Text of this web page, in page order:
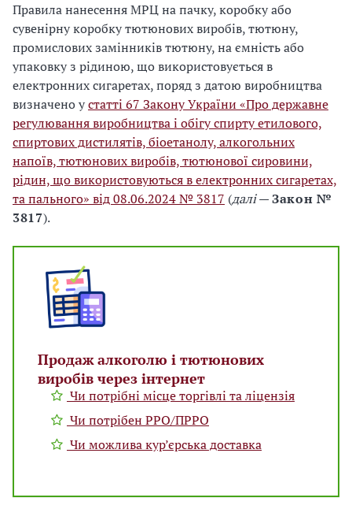
Правила нанесення МРЦ на пачку, коробку або
сувенірну коробку тютюнових виробів, тютюну,
промислових замінників тютюну, на ємність або
упаковку з рідиною, що використовується в
електронних сигаретах, поряд з датою виробництва
визначено устатті 67 Закону України «Про державне
регулювання виробництва і обігу спирту етилового,
спиртових дистилятів, біоетанолу, алкогольних
напоїв, тютюнових виробів, тютюнової сировини,
рідин, що використовуються в електронних сигаретах,
та пального» від 08.06.2024 № 3817 (далі—Закон №
3817).
Продаж алкоголю і тютюнових
виробів через інтернет
Чи потрібні місце торгівлі та ліцензія
Чи потрібен РРО/ПРРО
Чи можлива кур’єрська доставка